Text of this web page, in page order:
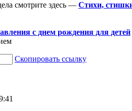
смотрите здесь — Стихи,
с днем рождения для детей
Скопировать ссылку